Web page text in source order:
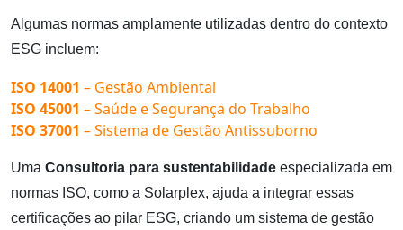
Algumas normas amplamente utilizadas dentro do contexto
ESG incluem:
ISO 14001 – Gestão Ambiental
ISO 45001 – Saúde e Segurança do Trabalho
ISO 37001 – Sistema de Gestão Antissuborno
Uma Consultoria para sustentabilidade especializada em
normas ISO, como a Solarplex, ajuda a integrar essas
certificações ao pilar ESG, criando um sistema de gestão